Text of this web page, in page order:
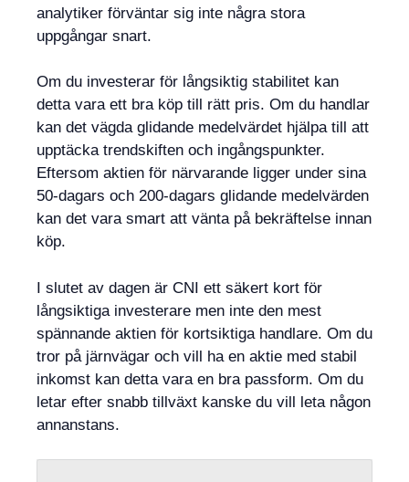
analytiker förväntar sig inte några stora
uppgångar snart.
Om du investerar för långsiktig stabilitet kan
detta vara ett bra köp till rätt pris. Om du handlar
kan det vägda glidande medelvärdet hjälpa till att
upptäcka trendskiften och ingångspunkter.
Eftersom aktien för närvarande ligger under sina
50-dagars och 200-dagars glidande medelvärden
kan det vara smart att vänta på bekräftelse innan
köp.
I slutet av dagen är CNI ett säkert kort för
långsiktiga investerare men inte den mest
spännande aktien för kortsiktiga handlare. Om du
tror på järnvägar och vill ha en aktie med stabil
inkomst kan detta vara en bra passform. Om du
letar efter snabb tillväxt kanske du vill leta någon
annanstans.